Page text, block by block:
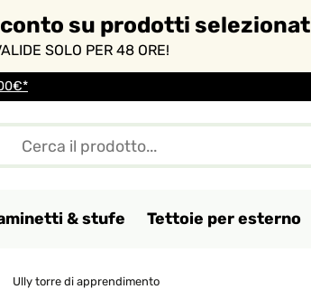
su prodotti
SOLO PER 48 ORE!
& stufe Tettoie per esterno
Ully torre di apprendimento